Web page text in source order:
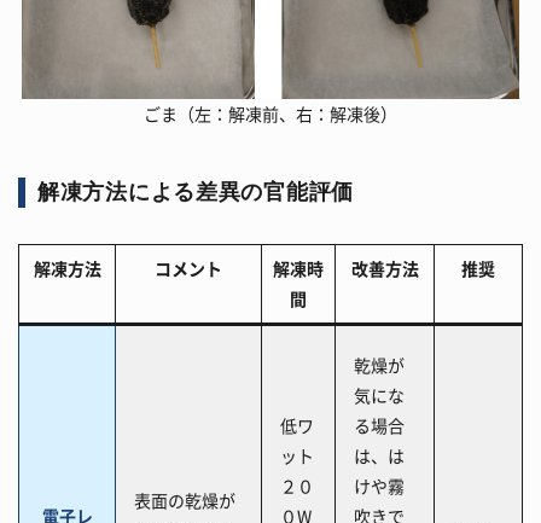
ごま（左：解凍前、右：解凍後）
解凍方法による差異の官能評価
解凍方法 コメント
解凍時
間
改善方法 推奨
電子レ
表面の乾燥が
低ワ
ット
２０
０W
乾燥が
気にな
る場合
は、は
けや霧
吹きで